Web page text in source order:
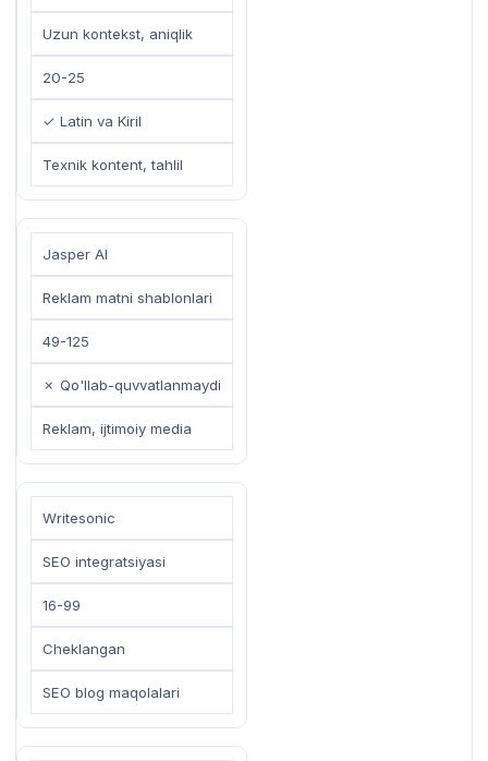
Uzun kontekst, aniqlik
20-25
✓ Latin va Kiril
Texnik kontent, tahlil
Jasper AI
Reklam matni shablonlari
49-125
✗ Qo'llab-quvvatlanmaydi
Reklam, ijtimoiy media
Writesonic
SEO integratsiyasi
16-99
Cheklangan
SEO blog maqolalari